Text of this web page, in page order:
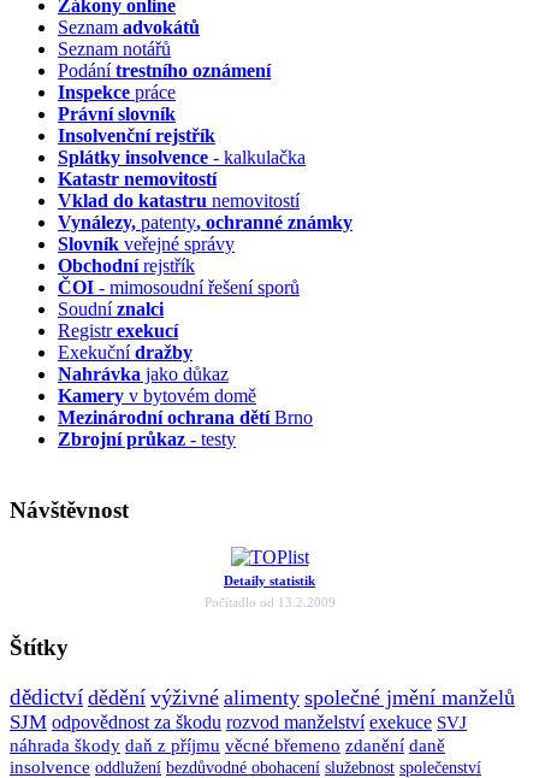
Zákony online
Seznam advokátů
Seznam notářů
Podánítrestního oznámení
Inspekce práce
Právní slovník
Insolvenčnírejstřík
Splátky insolvence - kalkulačka
Katastr nemovitostí
Vklad do katastru nemovitostí
Vynálezy, patenty, ochranné známky
Slovník veřejné správy
Obchodnírejstřík
ČOI - mimosoudní řešení sporů
Soudníznalci
Registrexekucí
Exekučnídražby
Nahrávka jako důkaz
Kamery v bytovém domě
Mezinárodní ochrana dětíBrno
Zbrojní průkaz - testy
Návštěvnost
Detaily statistik
Počítadlo od 13.2.2009
Štítky
dědictví dědění výživné alimenty společné jmění manželů
SJM odpovědnost za škodu rozvod manželství exekuce SVJ
náhrada škody daň z příjmu věcné břemeno zdanění daně
insolvence oddlužení bezdůvodné obohacení služebnost společenství